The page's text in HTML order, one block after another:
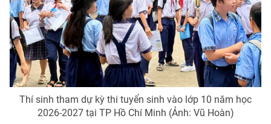
® Cấm sao chép dưới mọi hình thức nếu không có sự chấp
thuận bằng văn bản. Ghi rõ nguồn VTV.vn khi phát hành lại
Thí sinh tham dự kỳ thi tuyển sinh vào lớp 10 năm học
2026-2027 tại TP Hồ Chí Minh (Ảnh: Vũ Hoàn)